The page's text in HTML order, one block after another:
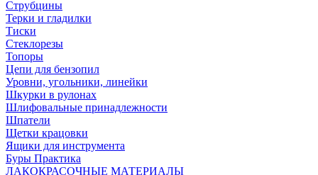
Струбцины
Терки и гладилки
Тиски
Стеклорезы
Топоры
Цепи для бензопил
Уровни, угольники, линейки
Шкурки в рулонах
Шлифовальные принадлежности
Шпатели
Щетки крацовки
Ящики для инструмента
Буры Практика
ЛАКОКРАСОЧНЫЕ МАТЕРИАЛЫ